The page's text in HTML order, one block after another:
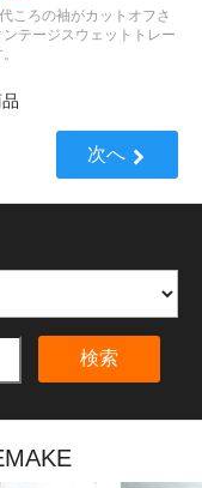
ころの袖がカットオフさ
テージスウェットトレー
次へ
検索